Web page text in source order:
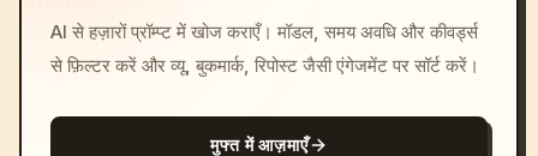
AI से हज़ारों प्रॉम्प्ट में खोज कराएँ। मॉडल, समय अवधि और कीवर्ड्स
से फ़िल्टर करें और व्यू, बुकमार्क, रिपोस्ट जैसी एंगेजमेंट पर सॉर्ट करें।
मुफ्त में आज़माएँ